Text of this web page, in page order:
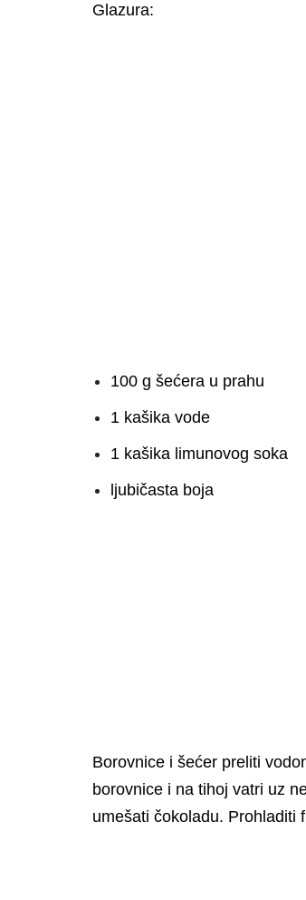
Glazura:
100 g šećera u prahu
1 kašika vode
1 kašika limunovog soka
ljubičasta boja
Borovnice i šećer preliti
borovnice i na tihoj vatri uz
umešati čokoladu. Prohladiti